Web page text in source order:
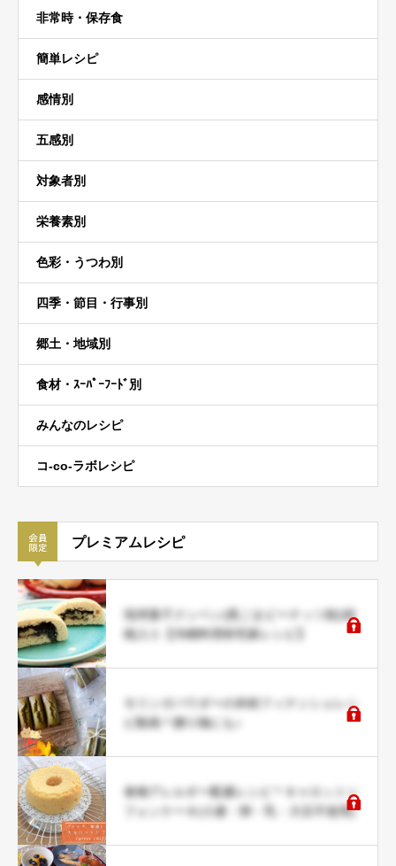
非常時・保存食
簡単レシピ
感情別
五感別
対象者別
栄養素別
色彩・うつわ別
四季・節目・行事別
郷土・地域別
食材・ｽｰﾊﾟｰﾌｰﾄﾞ別
みんなのレシピ
コ-co-ラボレシピ
プレミアムレシピ
琉球菓子クンペン(黒ごまピーナッツ餡)胡
桃入り【沖縄料理研究家レシピ】
モリンガパウダーの米粉フィナンシェレシ
ピ動画＊贈り物にも♪
食物アレルギー配慮レシピ＊キャロットシ
フォンケーキ(小麦・卵・乳・大豆不使用)